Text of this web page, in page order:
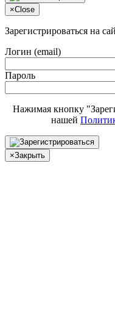
×Close
Зарегистрироваться на
Логин (email)
Пароль
Нажимая кнопку
нашей
×Закрыть